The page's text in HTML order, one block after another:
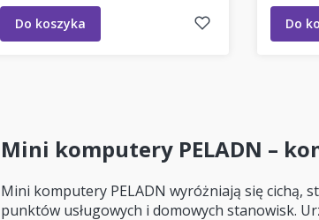
Do koszyka Do
Mini komputery PELADN –
Mini komputery PELADN wyróżniają się cichą,
punktów usługowych i domowych stanowisk.